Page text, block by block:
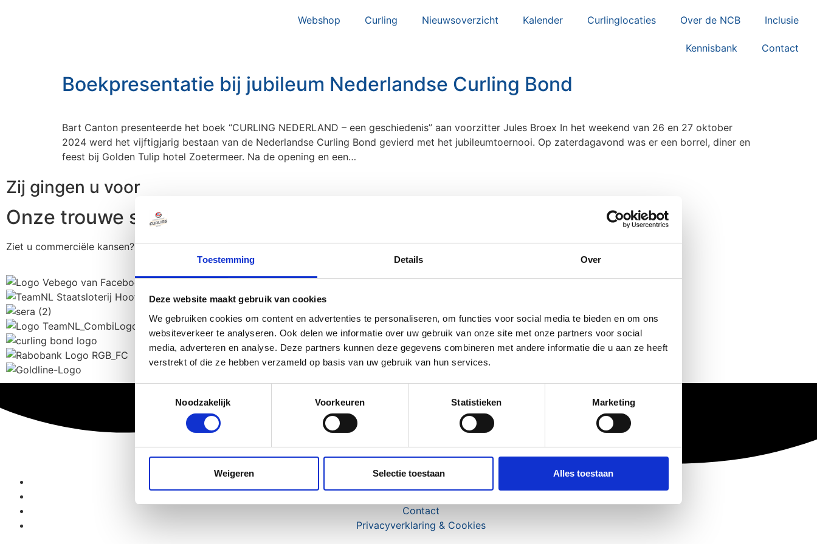
Toestemming Details Over
Deze website maakt gebruik van cookies
We gebruiken cookies om content en advertenties te personaliseren, om functies voor social media te bieden en om ons
websiteverkeer te analyseren. Ook delen we informatie over uw gebruik van onze site met onze partners voor social
media, adverteren en analyse. Deze partners kunnen deze gegevens combineren met andere informatie die u aan ze heeft
verstrekt of die ze hebben verzameld op basis van uw gebruik van hun services.
Noodzakelijk
Voorkeuren Statistieken Marketing
Weigeren Selectie toestaan Alles toestaan
Webshop Curling Nieuwsoverzicht Kalender Curlinglocaties Over de NCB Inclusie
Kennisbank Contact
Boekpresentatie bij jubileum Nederlandse Curling Bond
Bart Canton presenteerde het boek “CURLING NEDERLAND – een geschiedenis” aan voorzitter Jules Broex In het weekend van 26 en 27 oktober
2024 werd het vijftigjarig bestaan van de Nederlandse Curling Bond gevierd met het jubileumtoernooi. Op zaterdagavond was er een borrel, diner en
feest bij Golden Tulip hotel Zoetermeer. Na de opening en een…
Zij gingen u voor
Onze trouwe sponsoren
Ziet u commerciële kansen?Neem dan contact met ons op.
Contact
Privacyverklaring & Cookies